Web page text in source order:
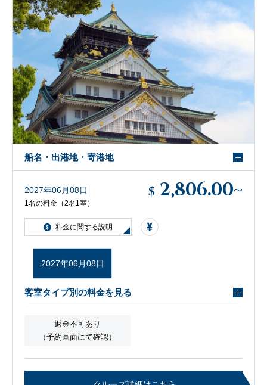
船名・出港地・寄港地
2027年06月08日
1名の料金（2名1室）
$ 2,806.00~
料金に関する説明
2027年06月08日
客室タイプ別の料金を見る
返金不可あり
（予約画面にて確認）